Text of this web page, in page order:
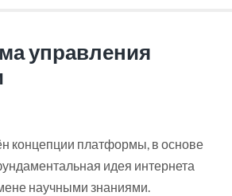
управления
концепции платформы, в основе
идея интернета
научными знаниями.